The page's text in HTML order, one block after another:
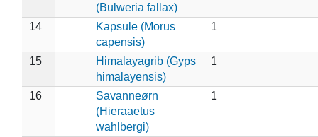
(Bulweria fallax)
14
Kapsule (Morus
capensis)
1
15
Himalayagrib (Gyps
himalayensis)
1
16
Savanneørn
(Hieraaetus
wahlbergi)
1